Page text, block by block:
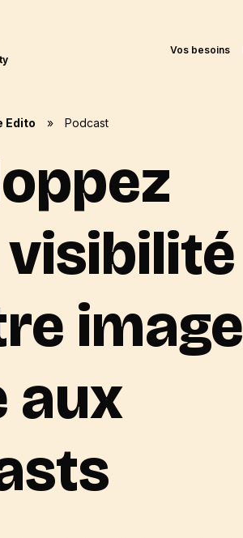
Vos besoins
Edito » Podcast
image
aux